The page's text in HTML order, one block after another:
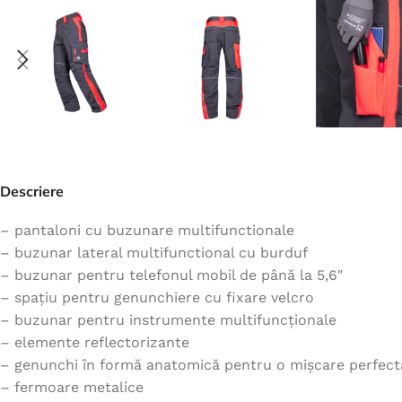
Jachete
Hanorace
Veste
Tricouri
Combinezoane
Halate
Șorțuri
Accesorii
Descriere
– pantaloni cu buzunare multifunctionale
– buzunar lateral multifunctional cu burduf
– buzunar pentru telefonul mobil de până la 5,6″
– spațiu pentru genunchiere cu fixare velcro
– buzunar pentru instrumente multifuncționale
– elemente reflectorizante
– genunchi în formă anatomică pentru o mișcare
– fermoare metalice